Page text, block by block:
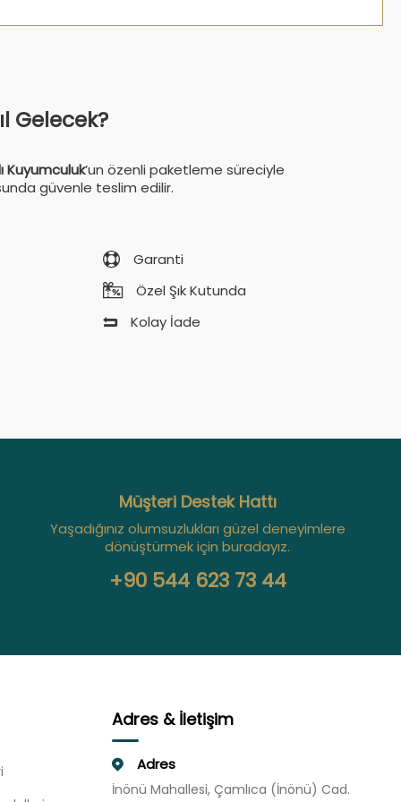
Gelecek?
Kuyumculuk’un özenli paketleme süreciyle
güvenle teslim edilir.
Garanti
Özel Şık Kutunda
Kolay İade
Müşteri Destek Hattı
Yaşadığınız olumsuzlukları güzel deneyimlere
dönüştürmek için buradayız.
+90 544 623 73 44
Adres & İletişim
Adres
İnönü Mahallesi, Çamlıca (İnönü) Cad.